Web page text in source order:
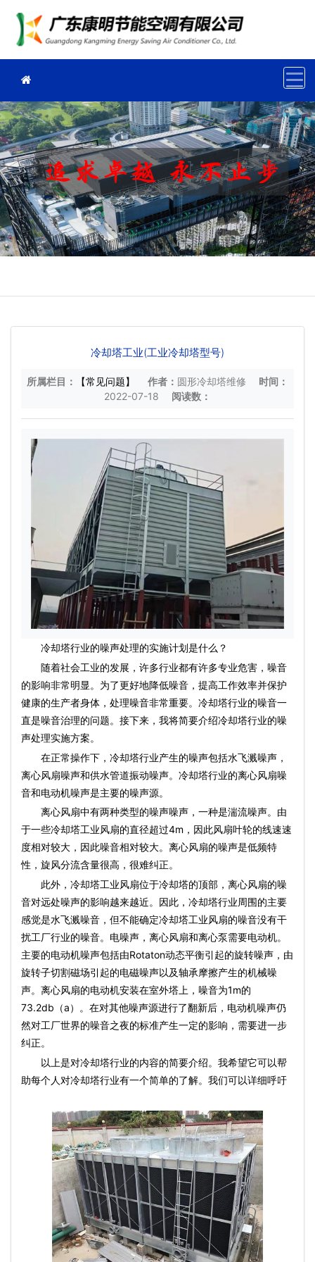
冷却塔工业(工业冷却塔型号)
所属栏目： 【常见问题】 作者： 圆形冷却塔维修
时间：
2022-07-18
阅读数：
冷却塔行业的噪声处理的实施计划是什么？
随着社会工业的发展，许多行业都有许多专业危害，噪音
的影响非常明显。为了更好地降低噪音，提高工作效率并保护
健康的生产者身体，处理噪音非常重要。冷却塔行业的噪音一
直是噪音治理的问题。接下来，我将简要介绍冷却塔行业的噪
声处理实施方案。
在正常操作下，冷却塔行业产生的噪声包括水飞溅噪声，
离心风扇噪声和供水管道振动噪声。冷却塔行业的离心风扇噪
音和电动机噪声是主要的噪声源。
离心风扇中有两种类型的噪声噪声，一种是湍流噪声。由
于一些冷却塔工业风扇的直径超过4m，因此风扇叶轮的线速速
度相对较大，因此噪音相对较大。离心风扇的噪声是低频特
性，旋风分流含量很高，很难纠正。
此外，冷却塔工业风扇位于冷却塔的顶部，离心风扇的噪
音对远处噪声的影响越来越近。因此，冷却塔行业周围的主要
感觉是水飞溅噪音，但不能确定冷却塔工业风扇的噪音没有干
扰工厂行业的噪音。电噪声，离心风扇和离心泵需要电动机。
主要的电动机噪声包括由Rotaton动态平衡引起的旋转噪声，由
旋转子切割磁场引起的电磁噪声以及轴承摩擦产生的机械噪
声。离心风扇的电动机安装在室外塔上，噪音为1m的
73.2db（a）。在对其他噪声源进行了翻新后， 电动机噪声仍
然对工厂世界的噪音之夜的标准产生一定的影响，需要进一步
纠正。
以上是对冷却塔行业的内容的简要介绍。我希望它可以帮
助每个人对冷却塔行业有一个简单的了解。我们可以详细呼吁